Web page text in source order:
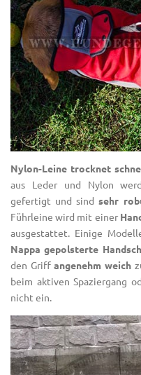
Nylon-Leine trocknet
aus Leder und Nylon
gefertigt und sindsehr
Führleine wird mit einer
ausgestattet. Einige
Nappa gepolsterte
den Griffangenehm weich
beim aktiven Spaziergang
nicht ein.